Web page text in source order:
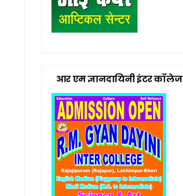
आर एम ज्ञानदायिनी इंटर कॉलेज